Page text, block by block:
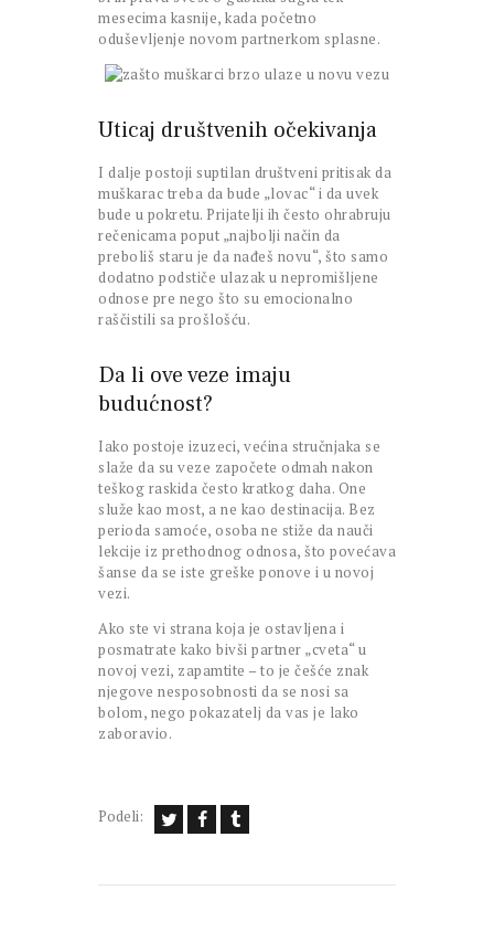
mesecima kasnije, kada početno
oduševljenje novom partnerkom splasne.
Uticaj društvenih očekivanja
I dalje postoji suptilan društveni pritisak da
muškarac treba da bude „lovac“ i da uvek
bude u pokretu. Prijatelji ih često ohrabruju
rečenicama poput „najbolji način da
preboliš staru je da nađeš novu“, što samo
dodatno podstiče ulazak u nepromišljene
odnose pre nego što su emocionalno
raščistili sa prošlošću.
Da li ove veze imaju
budućnost?
Iako postoje izuzeci, većina stručnjaka se
slaže da su veze započete odmah nakon
teškog raskida često kratkog daha. One
služe kao most, a ne kao destinacija. Bez
perioda samoće, osoba ne stiže da nauči
lekcije iz prethodnog odnosa, što povećava
šanse da se iste greške ponove i u novoj
vezi.
Ako ste vi strana koja je ostavljena i
posmatrate kako bivši partner „cveta“ u
novoj vezi, zapamtite – to je češće znak
njegove nesposobnosti da se nosi sa
bolom, nego pokazatelj da vas je lako
zaboravio.
Podeli: